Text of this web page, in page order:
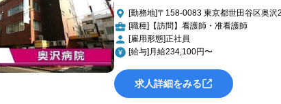
[勤務地]〒158-0083 東京都世田谷区奥沢
[職種]【訪問】看護師・准看護師
[雇用形態]正社員
[給与]月給234,100円〜
求人詳細をみる